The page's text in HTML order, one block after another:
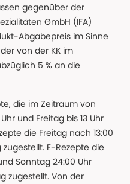
gegenüber der
GmbH (IFA)
Abgabepreis im Sinne
der von der KK im
5 % an die
die im Zeitraum von
und Freitag bis 13 Uhr
die Freitag nach 13:00
E-Rezepte die
Sonntag 24:00 Uhr
zugestellt. Von der